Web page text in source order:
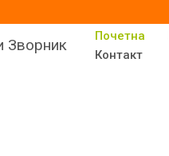
Зворник
Почетна
Контакт